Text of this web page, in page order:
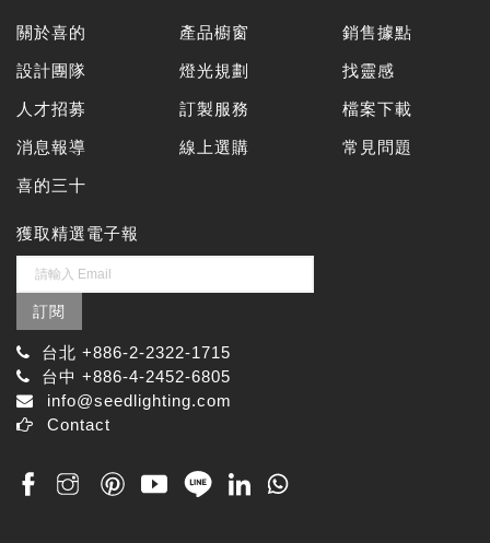
關於喜的
設計團隊
人才招募
消息報導
喜的三十
產品櫥窗
燈光規劃
訂製服務
線上選購
銷售據點
找靈感
檔案下載
常見問題
獲取精選電子報
訂閱
台北 +886-2-2322-1715
台中 +886-4-2452-6805
info@seedlighting.com
Contact